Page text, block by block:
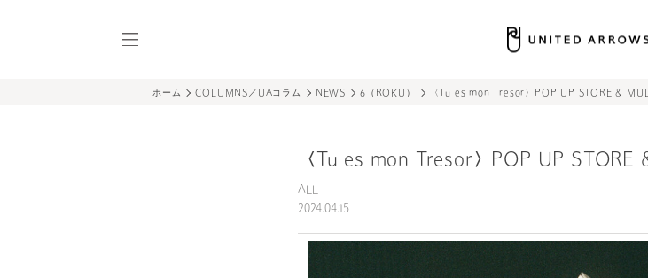
ホーム COLUMNS／UAコラム UAコラム／UA COLUMNS｜ユナイテッドアローズ公式通販 – UNITED
NEWS UAコラム／UA COLUMNS｜ユナイテッドアローズ公式通販 –
6（ROKU） UAコラム／UA COLUMNS｜ユナイテッドアロー
〈Tu es mon Tresor〉POP UP STORE &
〈Tu es mon Tresor〉POP UP
ALL
2024.04.15